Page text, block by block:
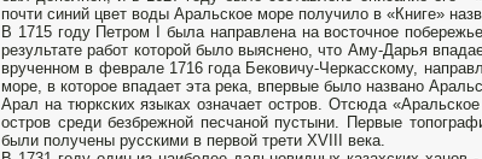
почти синий цвет воды Аральское море получило в «Книге»
В 1715 году Петром I была направлена на восточное
результате работ которой было выяснено, что Аму-Дарья
врученном в феврале 1716 года Бековичу-Черкасскому,
море, в которое впадает эта река, впервые было названо
Арал на тюркских языках означает остров. Отсюда
остров среди безбрежной песчаной пустыни. Первые
были получены русскими в первой трети XVIII века.